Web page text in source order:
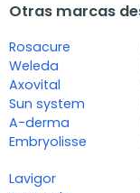
Otras marcas
Rosacure
Weleda
Axovital
Sun system
A-derma
Embryolisse
Lavigor